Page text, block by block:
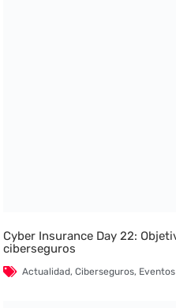
Cyber Insurance Day 22:
ciberseguros
Actualidad,Ciberseguros, Eventos